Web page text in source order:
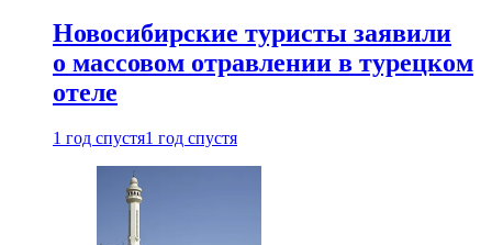
Новосибирские туристы заявили
о массовом отравлении в турецком
отеле
1 год спустя1 год спустя